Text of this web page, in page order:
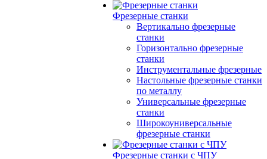
Фрезерные станки
Вертикально фрезерные
станки
Горизонтально фрезерные
станки
Инструментальные фрезерные
Настольные фрезерные станки
по металлу
Универсальные фрезерные
станки
Широкоуниверсальные
фрезерные станки
Фрезерные станки с ЧПУ